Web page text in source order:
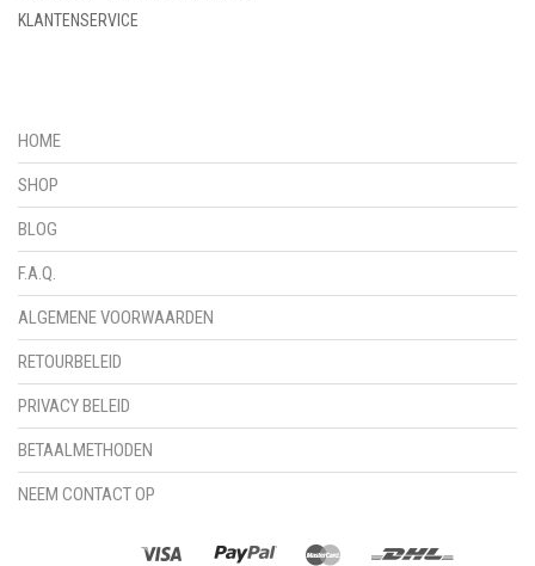
KLANTENSERVICE
HOME
SHOP
BLOG
F.A.Q.
ALGEMENE VOORWAARDEN
RETOURBELEID
PRIVACY BELEID
BETAALMETHODEN
NEEM CONTACT OP